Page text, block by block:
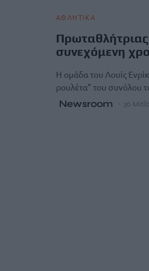
ΑΘΛΗΤΙΚΑ
συνεχόμενη
Η ομάδα του Λουίς
ρουλέτα” του συνόλου
Newsroom 30